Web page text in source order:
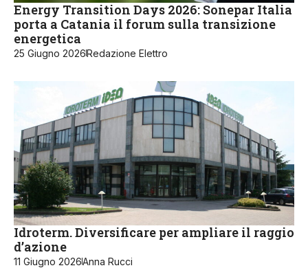
Energy Transition Days 2026: Sonepar Italia
porta a Catania il forum sulla transizione
energetica
25 Giugno 2026Redazione Elettro
Idroterm. Diversificare per ampliare il raggio
d’azione
11 Giugno 2026Anna Rucci